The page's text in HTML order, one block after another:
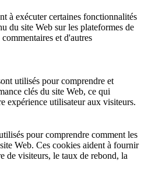
à exécuter certaines fonctionnalités
du site Web sur les plateformes de
et d'autres
utilisés pour comprendre et
clés du site Web, ce qui
expérience utilisateur aux visiteurs.
pour comprendre comment les
Web. Ces cookies aident à fournir
de visiteurs, le taux de rebond, la